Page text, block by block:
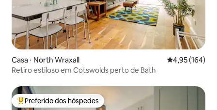
Casa ⋅ North Wraxall 4,95 de uma
4,95 (164)
Retiro estiloso em Cotswolds perto de Bath
Entre os melhores preferidos dos hóspedes
Preferido dos hóspedes